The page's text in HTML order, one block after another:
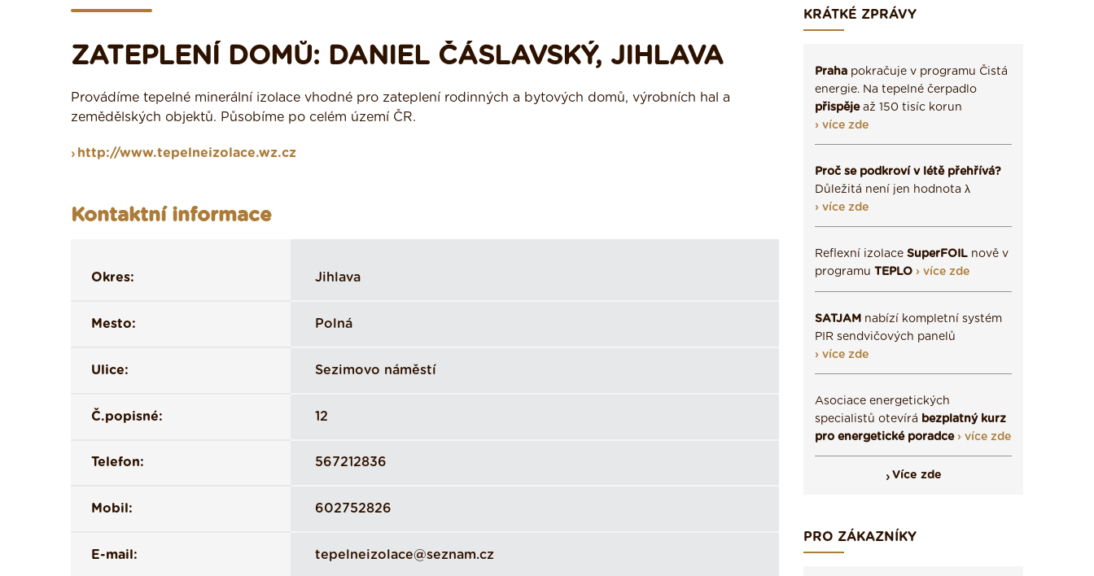
ZATEPLENÍ DOMŮ: DANIEL ČÁSLAVSKÝ, JIHLAVA
Provádíme tepelné minerální izolace vhodné pro zateplení rodinných a bytových domů, výrobních hal a
zemědělských objektů. Působíme po celém území ČR.
http://www.tepelneizolace.wz.cz
Kontaktní informace
Okres: Jihlava
Mesto: Polná
Ulice: Sezimovo náměstí
Č.popisné: 12
Telefon: 567212836
Mobil: 602752826
E-mail: tepelneizolace@seznam.cz
KRÁTKÉ ZPRÁVY
Praha pokračuje v programu Čistá
energie. Na tepelné čerpadlo
přispějeaž 150 tisíc korun
› více zde
Proč se podkroví v létě přehřívá?
Důležitá není jen hodnota λ
› více zde
Reflexní izolace SuperFOIL nově v
programu TEPLO › více zde
SATJAM nabízí kompletní systém
PIR sendvičových panelů
› více zde
Asociace energetických
specialistů otevírá bezplatný kurz
pro energetické poradce › více zde
Více zde
PRO ZÁKAZNÍKY